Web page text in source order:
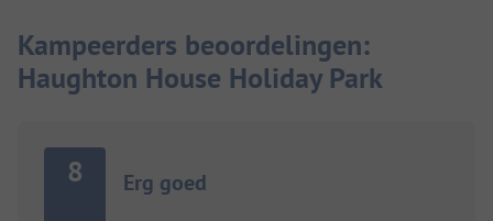
Kampeerders beoordelingen:
Haughton House Holiday Park
8 Erg goed